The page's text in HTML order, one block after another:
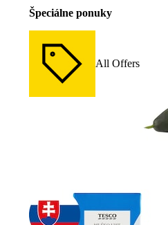
Špeciálne ponuky
All Offers